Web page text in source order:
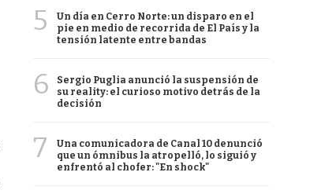
5
Un día en Cerro Norte: un disparo en el
pie en medio de recorrida de El País y la
tensión latente entre bandas
6
Sergio Puglia anunció la suspensión de
su reality: el curioso motivo detrás de la
decisión
7
Una comunicadora de Canal 10 denunció
que un ómnibus la atropelló, lo siguió y
enfrentó al chofer: "En shock"